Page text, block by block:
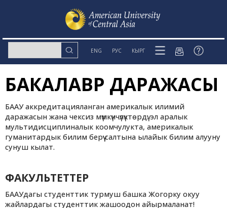
ENG РУС КЫРГ
БАКАЛАВР ДАРАЖАСЫ
БААУ аккредитацияланган америкалык илимий
даражасын жана чексиз мүмкүнчүлүктөрдү: эл аралык
мультидисциплиналык коомчулукта, америкалык
гуманитардык билим берүү салтына ылайык билим алууну
сунуш кылат.
ФАКУЛЬТЕТТЕР
БААУдагы студенттик турмуш башка Жогорку окуу
жайлардагы студенттик жашоодон айырмаланат!